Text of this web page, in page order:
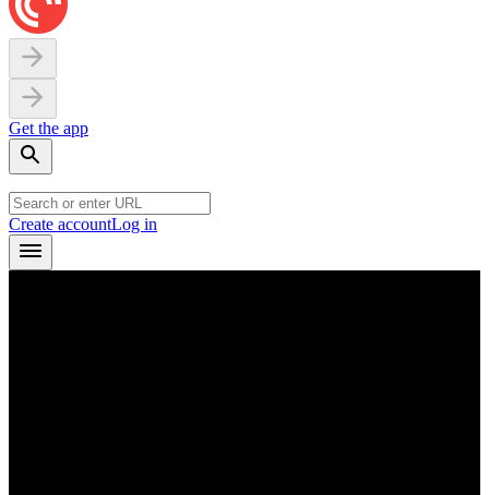
Get the app
Create accountLog in